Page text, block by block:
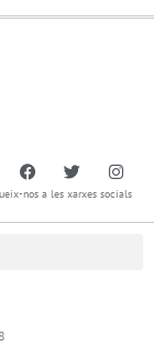
nos a les xarxes socials